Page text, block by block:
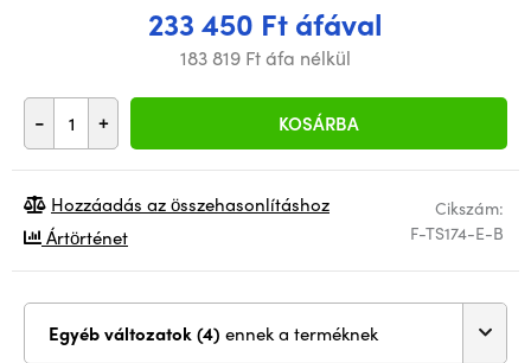
233 450 Ft áfával
183 819 Ft áfa nélkül
- + KOSÁRBA
Cikszám:
F-TS174-E-B
Hozzáadás az összehasonlításhoz
Ártörténet
Egyéb változatok (4) ennek a terméknek